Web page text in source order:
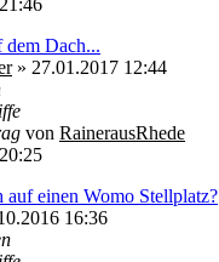
dem Dach...
» 27.01.2017 12:44
von RainerausRhede
auf einen Womo Stellplatz?
16:36